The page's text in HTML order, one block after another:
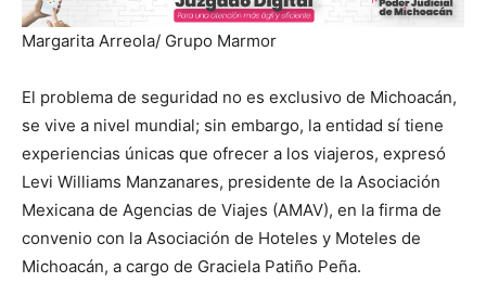
Margarita Arreola/ Grupo Marmor
El problema de seguridad no es exclusivo de Michoacán,
se vive a nivel mundial; sin embargo, la entidad sí tiene
experiencias únicas que ofrecer a los viajeros, expresó
Levi Williams Manzanares, presidente de la Asociación
Mexicana de Agencias de Viajes (AMAV), en la firma de
convenio con la Asociación de Hoteles y Moteles de
Michoacán, a cargo de Graciela Patiño Peña.